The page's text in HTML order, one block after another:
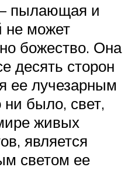
пылающая и
не может
божество. Она
десять сторон
ее лучезарным
было, свет,
живых
является
светом ее